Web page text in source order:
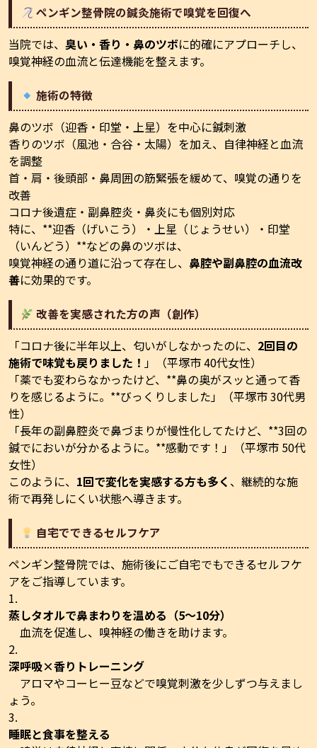
ペンギン整骨院の鍼灸施術で嗅覚を回復へ
当院では、 臭い・香り・鼻のツボに的確にアプローチし、
嗅覚神経の血流と伝達機能を整えます。
施術の特徴
鼻のツボ（迎香・印堂・上星）を中心に鍼刺激
香りのツボ（風池・合谷・太陽）を加え、自律神経と血流
を調整
首・肩・後頭部・鼻周囲の筋緊張を緩めて、嗅覚の通りを
改善
コロナ後遺症・副鼻腔炎・鼻炎にも個別対応
特に、**迎香（げいこう）・上星（じょうせい）・印堂
（いんどう）**などの鼻のツボは、
嗅覚神経の通り道に沿って存在し、 鼻腔や副鼻腔の血流改
善に効果的です。
改善を実感された方の声（創作）
「コロナ後に半年以上、匂いがしなかったのに、 2回目の
施術で味覚も戻りました！ 」（平塚市 40代女性）
「薬でも変わらなかったけど、**鼻の奥がスッと通って香
りを感じるように。**びっくりしました」（平塚市 30代男
性）
「長年の副鼻腔炎で鼻づまりが慢性化してたけど、**3回の
鍼でにおいが分かるように。**感動です！」（平塚市 50代
女性）
このように、 1回で変化を実感する方も多く 、継続的な施
術で再発しにくい状態へ導きます。
自宅でできるセルフケア
ペンギン整骨院では、施術後にご自宅でもできるセルフケ
アをご指導しています。
蒸しタオルで鼻まわりを温める（5〜10分）
血流を促進し、嗅神経の働きを助けます。
深呼吸×香りトレーニング
アロマやコーヒー豆などで嗅覚刺激を少しずつ与えまし
ょう。
睡眠と食事を整える